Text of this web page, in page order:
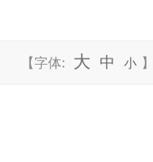
【字体: 大 中 小 】